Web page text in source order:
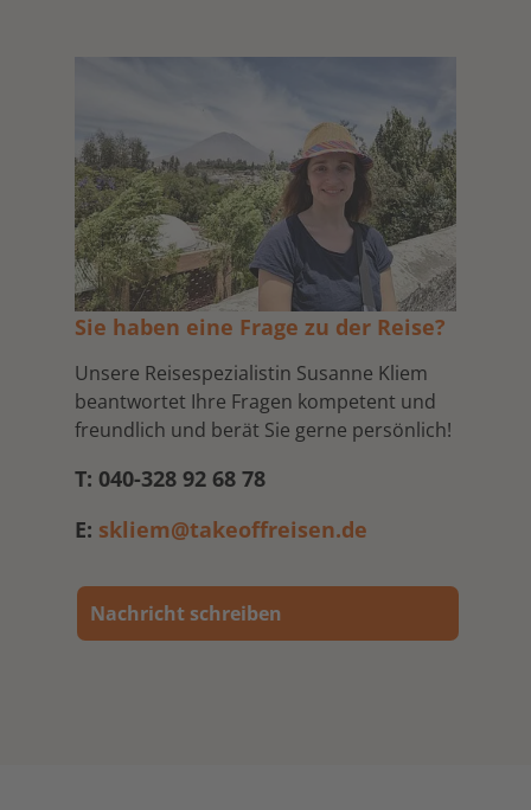
Sie haben eine Frage zu der Reise?
Unsere Reisespezialistin Susanne Kliem
beantwortet Ihre Fragen kompetent und
freundlich und berät Sie gerne persönlich!
T: 040-328 92 68 78
E: skliem@takeoffreisen.de
Nachricht schreiben